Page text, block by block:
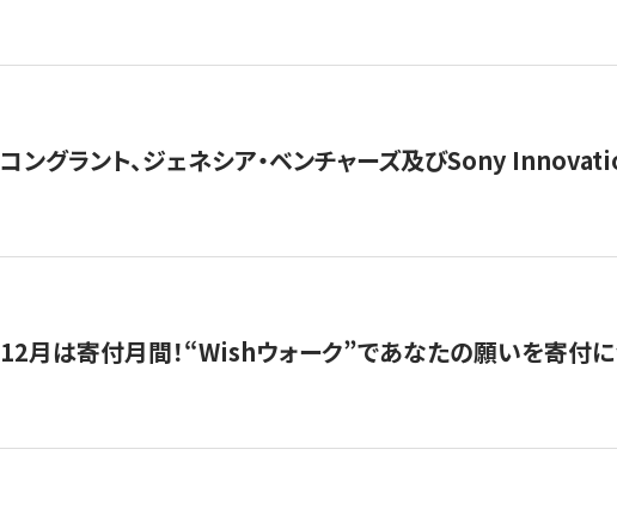
コングラント、ジェネシア・ベンチャーズ及びSony
12月は寄付月間！“Wishウォーク”であなたの願いを寄付